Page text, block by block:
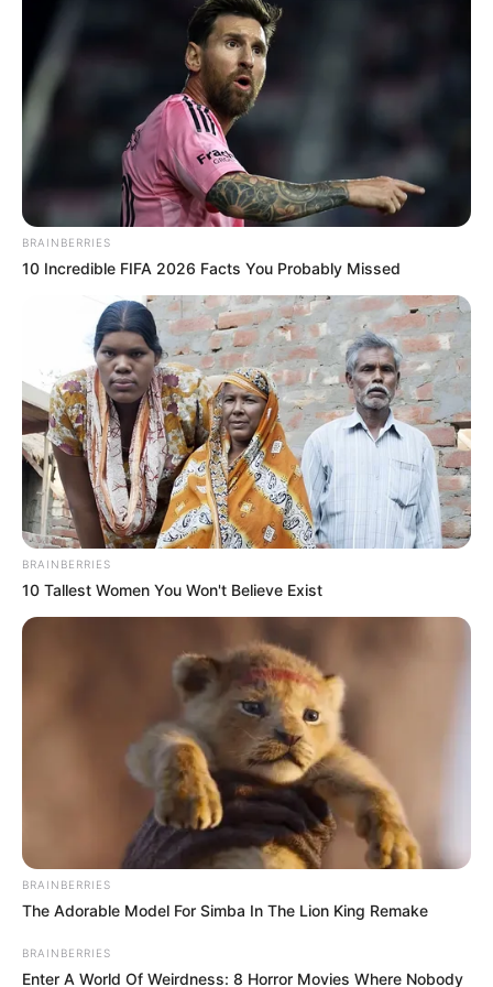
Ingrese la información personal y la dirección de
notificaciones.
7.
Si usted cuenta con licencia de conducción de servicio
público activa en categorías
habilitará los campos de “Certifico que soy conductor de
taxi”,“Placa” y “Forma de pago”. Ingrese la información.
8.Seleccione la opción “Registrar”. Si no seleccionó la
casilla de verificación de “Certifico que soy conductor de
taxi”, el sistema le genera el mensaje de alerta para
revisión de direcciones.
Cunado terminé de leer la información y este seguro de
los cambios que realizó dele clic en la opción “Aceptar”.
Si fue seleccionado“Certifico que soy conductor de taxi”,
el sistema genera un mensaje. De clic en
“Aceptar para
terminar el proceso”.
Es importante que tenga en cuenta que la primera
compensación económica a los conductores de taxi se
dará al final de septiembre.
ALERTA BOGOTÁ EN GOOGLE NEWS
TEMAS RELACIONADOS
TAXISTAS PRECIO DE LA GASOLINA
MANTÉNGASE EN ALERTA
BRAINBERRIES
10 Incredible FIFA 2026 Facts You Probably Missed
BRAINBERRIES
10 Tallest Women You Won't Believe Exist
BRAINBERRIES
The Adorable Model For Simba In The Lion King Remake
BRAINBERRIES
Enter A World Of Weirdness: 8 Horror Movies Where Nobody